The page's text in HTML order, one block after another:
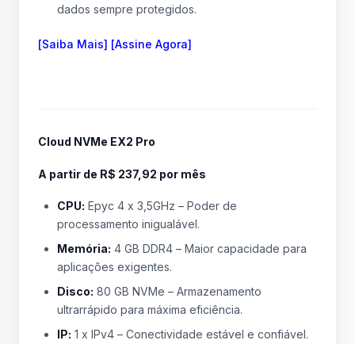
dados sempre protegidos.
[Saiba Mais] [Assine Agora]
Cloud NVMe EX2 Pro
A partir de R$ 237,92 por mês
CPU: Epyc 4 x 3,5GHz – Poder de
processamento inigualável.
Memória: 4 GB DDR4 – Maior capacidade para
aplicações exigentes.
Disco: 80 GB NVMe – Armazenamento
ultrarrápido para máxima eficiência.
IP: 1 x IPv4 – Conectividade estável e confiável.